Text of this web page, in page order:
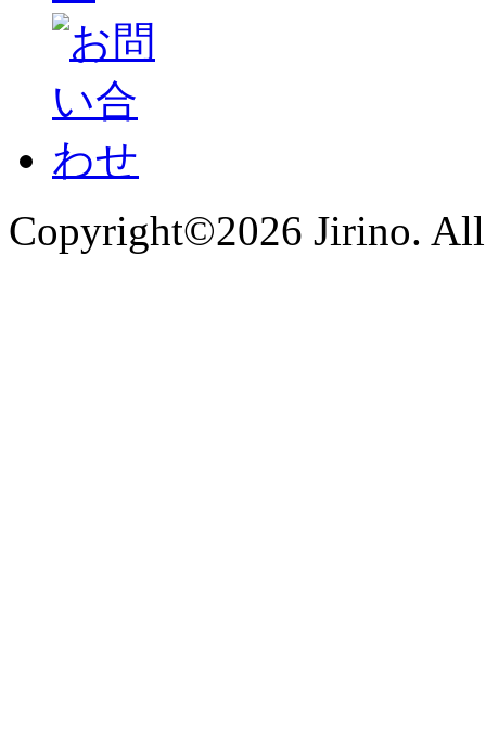
Copyright©2026 Jirino. All